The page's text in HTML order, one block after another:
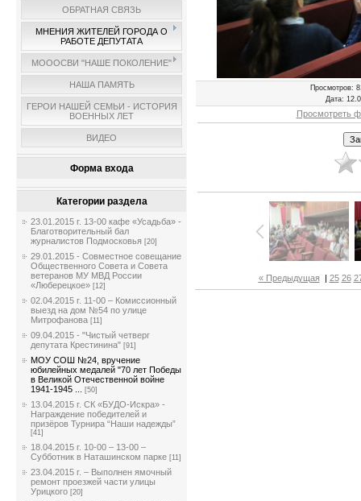
ОБРАТНАЯ СВЯЗЬ
МНЕНИЯ ЖИТЕЛЕЙ ГОРОДА О
РАБОТЕ ДЕПУТАТА
МОООСВИ "НАШЕ ПОКОЛЕНИЕ"
НАША ПАМЯТЬ
ГЕРОИ НАШЕЙ СЕМЬИ - ИСТОРИЯ
ВОЕННЫХ ЛЕТ
ВИДЕО
Форма входа
Категории раздела
23.01.2015 г. 13-00 кафе «Усадьба» -
Благотворительный бал
журналистов Подмосковья [20]
29.01.2015 - Совместное совещание
Общественного Совета и Совета
ветеранов МУ МВД России
«Люберецкое» [12]
02.04.2015 г. 11-00 – Комиссионный
выезд на дом №54 по улице
Митрофанова [11]
09.04.2015 - "Чистый четверг
депутата Крестинина" [91]
МОУ СОШ №24, вручение
юбилейных медалей "70 лет Победы
в Великой Отечественной войне
1941-1945 ...
[50]
13.04.2015 г. СК «БУДО-Искра» -
Награждение победителей и
призёров Турнира “Наши надежды”
[41]
18.04.2015 г. 10-00 – 13-00 –
Субботник в Наташинском парке [11]
23.04.2015 г. – Выполнен ямочный
ремонт проезжей части улицы
Урицкого [20]
Просмотров:
Дата:
Просмотреть
« Предыдущая | 25 26